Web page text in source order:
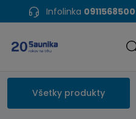
Infolinka 0911568500
Všetky produkty